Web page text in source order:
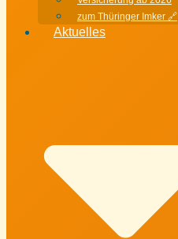
zum Thüringer Imker 🔗
Aktuelles